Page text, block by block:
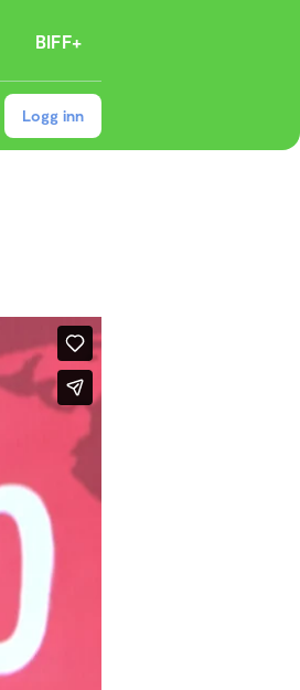
BIFF+
Logg inn